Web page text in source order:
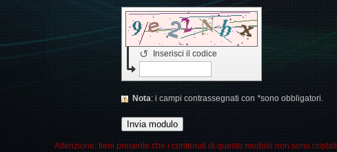
Inserisci il codice
↺
Nota : i campi contrassegnati con *sono obbligatori.
Attenzione: tieni presente che i contenuti di questo modulo non sono criptati